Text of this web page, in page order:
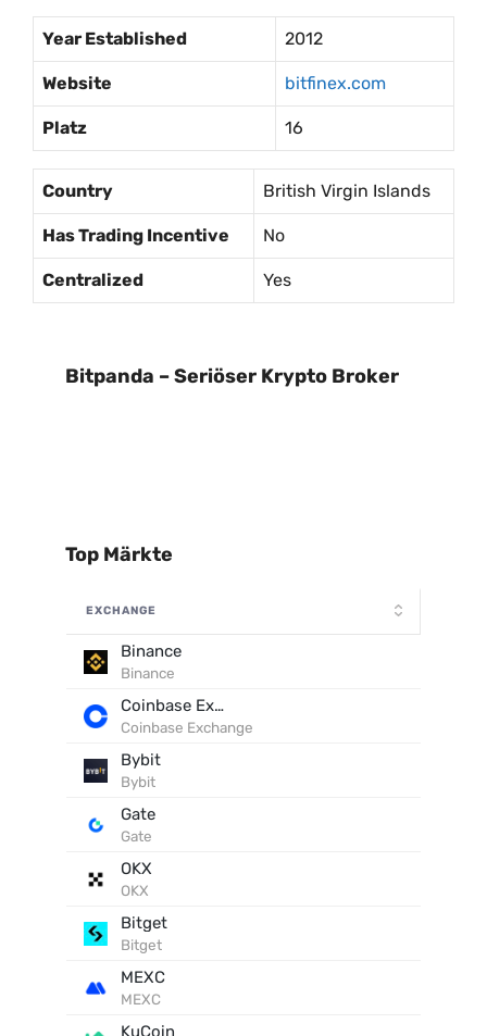
Year Established 2012
Website bitfinex.com
Platz 16
Country British Virgin Islands
Has Trading Incentive No
Centralized Yes
Bitpanda – Seriöser Krypto Broker
Top Märkte
EXCHANGE
Binance
Binance
Coinbase Exchange
Coinbase Exchange
Bybit
Bybit
Gate
Gate
OKX
OKX
Bitget
Bitget
MEXC
MEXC
KuCoin